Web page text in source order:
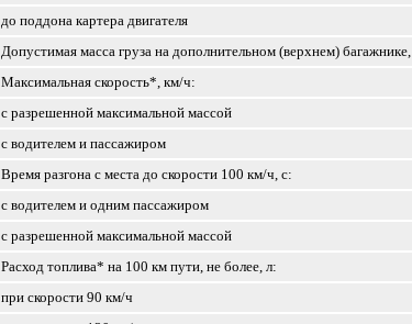
до поддона картера двигателя
Допустимая масса груза на дополнительном (верхнем) багажнике,
Максимальная скорость*, км/ч:
с разрешенной максимальной массой
с водителем и пассажиром
Время разгона с места до скорости 100 км/ч, с:
с водителем и одним пассажиром
с разрешенной максимальной массой
Расход топлива* на 100 км пути, не более, л:
при скорости 90 км/ч